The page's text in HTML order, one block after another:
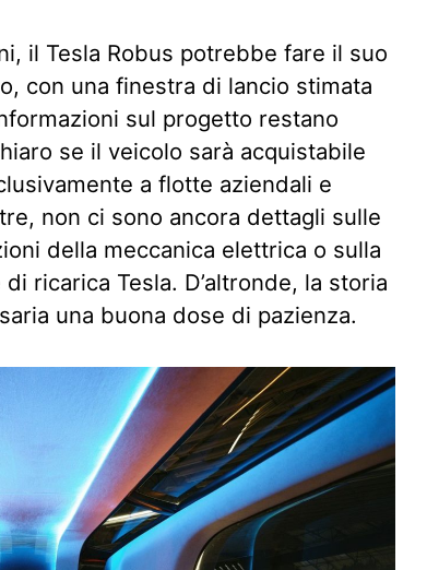
il Tesla Robus potrebbe fare il suo
con una finestra di lancio stimata
sul progetto restano
se il veicolo sarà acquistabile
a flotte aziendali e
non ci sono ancora dettagli sulle
della meccanica elettrica o sulla
ricarica Tesla. D’altronde, la storia
una buona dose di pazienza.